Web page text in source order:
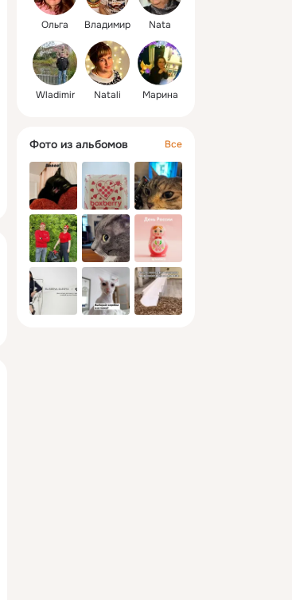
Ольга Владимир Nata
Wladimir Natali Марина
Фото из альбомов Все